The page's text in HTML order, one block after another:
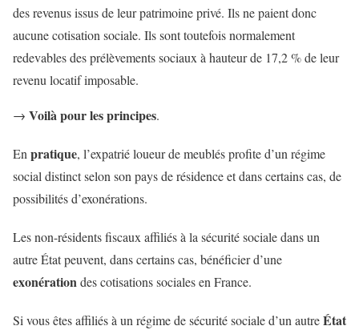
des revenus issus de leur patrimoine privé. Ils ne paient donc
aucune cotisation sociale. Ils sont toutefois normalement
redevables des prélèvements sociaux à hauteur de 17,2 % de leur
revenu locatif imposable.
→ Voilà pour les principes.
En pratique, l’expatrié loueur de meublés profite d’un régime
social distinct selon son pays de résidence et dans certains cas, de
possibilités d’exonérations.
Les non-résidents fiscaux affiliés à la sécurité sociale dans un
autre État peuvent, dans certains cas, bénéficier d’une
exonérationdes cotisations sociales en France.
Si vous êtes affiliés à un régime de sécurité sociale d’un autreÉtat